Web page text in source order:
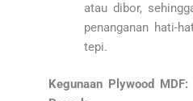
atau dibor,
penanganan hati-
tepi.
Kegunaan Plywood